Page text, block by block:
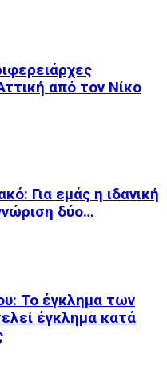
από τον Νίκο
Για εμάς η ιδανική
δύο…
Το έγκλημα των
έγκλημα κατά